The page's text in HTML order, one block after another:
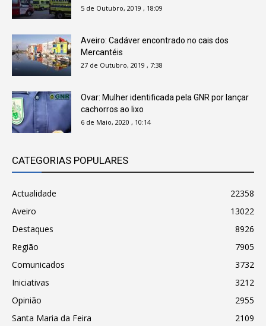
5 de Outubro, 2019 , 18:09
Aveiro: Cadáver encontrado no cais dos
Mercantéis
27 de Outubro, 2019 , 7:38
Ovar: Mulher identificada pela GNR por lançar
cachorros ao lixo
6 de Maio, 2020 , 10:14
CATEGORIAS POPULARES
Actualidade
22358
Aveiro
13022
Destaques
8926
Região
7905
Comunicados
3732
Iniciativas
3212
Opinião
2955
Santa Maria da Feira
2109